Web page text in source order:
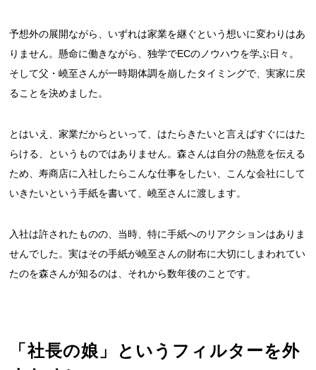
予想外の展開ながら、いずれは家業を継ぐという想いに変わりはあ
りません。懸命に働きながら、独学でECのノウハウを学ぶ日々。
そして父・嶢至さんが一時期体調を崩したタイミングで、実家に戻
ることを決めました。
とはいえ、家業だからといって、はたらきたいと言えばすぐにはた
らける、というものではありません。森さんは自分の熱意を伝える
ため、寿商店に入社したらこんな仕事をしたい、こんな会社にして
いきたいという手紙を書いて、嶢至さんに渡します。
入社は許されたものの、当時、特に手紙へのリアクションはありま
せんでした。実はその手紙が嶢至さんの財布に大切にしまわれてい
たのを森さんが知るのは、それから数年後のことです。
「社長の娘」というフィルターを外